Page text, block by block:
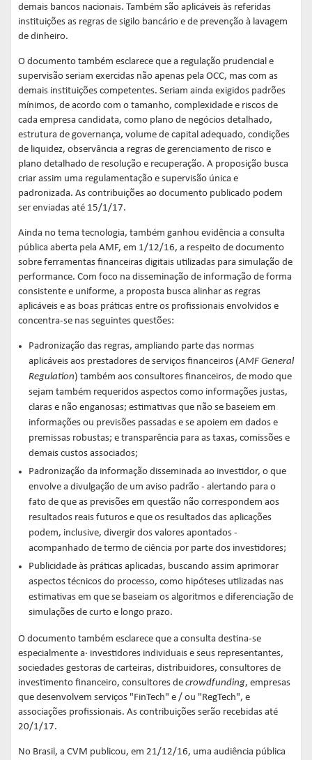
demais bancos nacionais. Também são aplicáveis às referidas
instituições as regras de sigilo bancário e de prevenção à lavagem
de dinheiro.
O documento também esclarece que a regulação prudencial e
supervisão seriam exercidas não apenas pela OCC, mas com as
demais instituições competentes. Seriam ainda exigidos padrões
mínimos, de acordo com o tamanho, complexidade e riscos de
cada empresa candidata, como plano de negócios detalhado,
estrutura de governança, volume de capital adequado, condições
de liquidez, observância a regras de gerenciamento de risco e
plano detalhado de resolução e recuperação. A proposição busca
criar assim uma regulamentação e supervisão única e
padronizada. As contribuições ao documento publicado podem
ser enviadas até 15/1/17.
Ainda no tema tecnologia, também ganhou evidência a consulta
pública aberta pela AMF, em 1/12/16, a respeito de documento
sobre ferramentas financeiras digitais utilizadas para simulação de
performance. Com foco na disseminação de informação de forma
consistente e uniforme, a proposta busca alinhar as regras
aplicáveis e as boas práticas entre os profissionais envolvidos e
concentra-se nas seguintes questões:
Padronização das regras, ampliando parte das normas
aplicáveis aos prestadores de serviços financeiros (AMF General
Regulation) também aos consultores financeiros, de modo que
sejam também requeridos aspectos como informações justas,
claras e não enganosas; estimativas que não se baseiem em
informações ou previsões passadas e se apoiem em dados e
premissas robustas; e transparência para as taxas, comissões e
demais custos associados;
Padronização da informação disseminada ao investidor, o que
envolve a divulgação de um aviso padrão - alertando para o
fato de que as previsões em questão não correspondem aos
resultados reais futuros e que os resultados das aplicações
podem, inclusive, divergir dos valores apontados -
acompanhado de termo de ciência por parte dos investidores;
Publicidade às práticas aplicadas, buscando assim aprimorar
aspectos técnicos do processo, como hipóteses utilizadas nas
estimativas em que se baseiam os algoritmos e diferenciação de
simulações de curto e longo prazo.
O documento também esclarece que a consulta destina-se
especialmente a· investidores individuais e seus representantes,
sociedades gestoras de carteiras, distribuidores, consultores de
investimento financeiro, consultores de crowdfunding, empresas
que desenvolvem serviços "FinTech" e / ou "RegTech", e
associações profissionais. As contribuições serão recebidas até
20/1/17.
No Brasil, a CVM publicou, em 21/12/16, uma audiência pública